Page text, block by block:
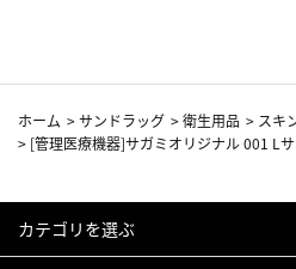
ホーム >サンドラッグ >衛生用品 > スキ
> [管理医療機器]サガミオリジナル 001 L
カテゴリを選ぶ